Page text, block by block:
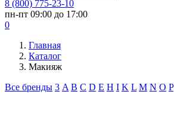
8 (800) 775-23-10
пн-пт 09:00 до 17:00
0
Главная
Каталог
Макияж
Все бренды 3 A B C D E H I K L M N O P